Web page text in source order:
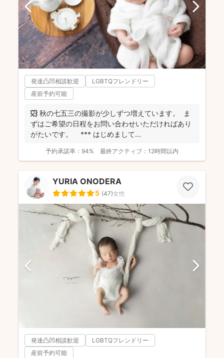
発達凸凹相談歓迎
LGBTQフレンドリー
産前予約可能
🍁 秋の七五三の撮影が少しずつ増えています。 ま
ずはご希望の日程をお問い合わせいただければあり
がたいです。 *** はじめまして ...
予約承諾率： 94% 最終アクティブ： 12時間以内
YURIA ONODERA
5 (47)女性
発達凸凹相談歓迎
LGBTQフレンドリー
産前予約可能